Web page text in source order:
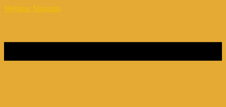
Webinar Magazin